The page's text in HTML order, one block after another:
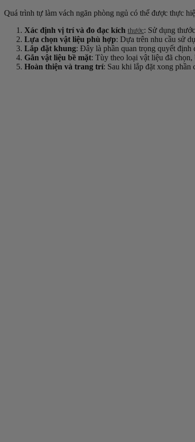
Quá trình tự làm vách ngăn phòng ngủ có thể được thực
Xác định vị trí và đo đạc kích thước: Sử dụng
Lựa chọn vật liệu phù hợp: Dựa trên nhu cầu sử
Lắp đặt khung: Đây là phần quan trọng quyết định
Gắn vật liệu bề mặt: Tùy theo loại vật liệu đã chọn,
Hoàn thiện và trang trí: Sau khi lắp đặt xong phần